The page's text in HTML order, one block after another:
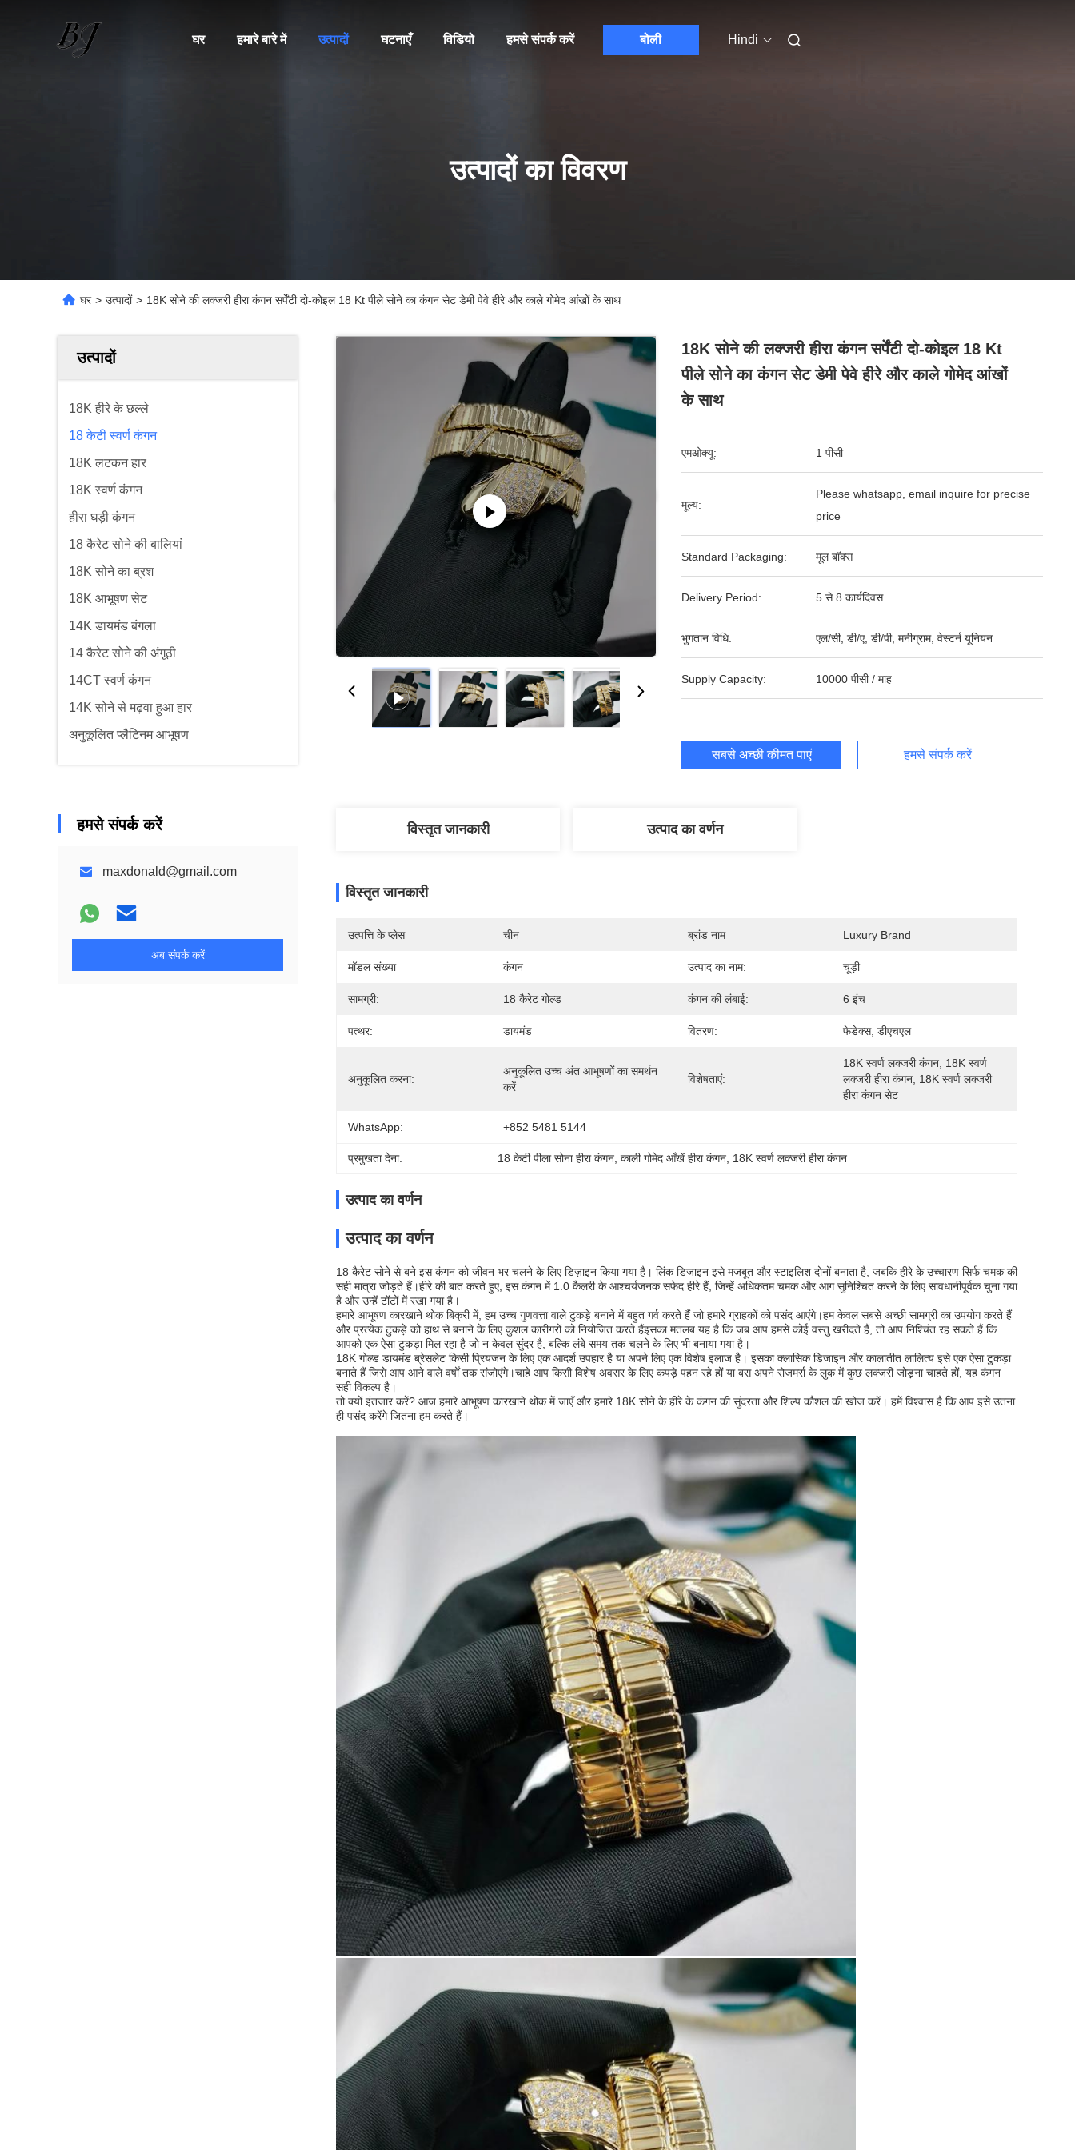
घर हमारे बारे में उत्पादों घटनाएँ विडियो हमसे संपर्क करें बोली Hindi
उत्पादों का विवरण
घर > उत्पादों > 18K सोने की लक्जरी हीरा कंगन सर्पेंटी दो-कोइल 18 Kt पीले सोने का कंगन सेट डेमी पेवे हीरे और काले गोमेद आंखों के साथ
उत्पादों
18K हीरे के छल्ले
18 केटी स्वर्ण कंगन
18K लटकन हार
18K स्वर्ण कंगन
हीरा घड़ी कंगन
18 कैरेट सोने की बालियां
18K सोने का ब्रश
18K आभूषण सेट
14K डायमंड बंगला
14 कैरेट सोने की अंगूठी
14CT स्वर्ण कंगन
14K सोने से मढ़वा हुआ हार
अनुकूलित प्लैटिनम आभूषण
हमसे संपर्क करें
maxdonald@gmail.com
अब संपर्क करें
18K सोने की लक्जरी हीरा कंगन सर्पेंटी दो-कोइल 18 Kt
पीले सोने का कंगन सेट डेमी पेवे हीरे और काले गोमेद आंखों
के साथ
एमओक्यू: 1 पीसी
मूल्य:
Please whatsapp, email inquire for precise
price
Standard Packaging: मूल बॉक्स
Delivery Period: 5 से 8 कार्यदिवस
भुगतान विधि: एल/सी, डी/ए, डी/पी, मनीग्राम, वेस्टर्न यूनियन
Supply Capacity: 10000 पीसी / माह
सबसे अच्छी कीमत पाएं हमसे संपर्क करें
विस्तृत जानकारी उत्पाद का वर्णन
विस्तृत जानकारी
उत्पत्ति के प्लेस चीन ब्रांड नाम Luxury Brand
मॉडल संख्या कंगन उत्पाद का नाम: चूड़ी
सामग्री: 18 कैरेट गोल्ड कंगन की लंबाई: 6 इंच
पत्थर: डायमंड वितरण: फेडेक्स, डीएचएल
अनुकूलित करना:
अनुकूलित उच्च अंत आभूषणों का समर्थन
करें
विशेषताएं:
18K स्वर्ण लक्जरी कंगन, 18K स्वर्ण
लक्जरी हीरा कंगन, 18K स्वर्ण लक्जरी
हीरा कंगन सेट
WhatsApp: +852 5481 5144
प्रमुखता देना: 18 केटी पीला सोना हीरा कंगन , काली गोमेद आँखें हीरा कंगन 18K स्वर्ण लक्जरी हीरा कंगन
उत्पाद का वर्णन
उत्पाद का वर्णन
18 कैरेट सोने से बने इस कंगन को जीवन भर चलने के लिए डिज़ाइन किया गया है। लिंक डिजाइन इसे मजबूत और स्टाइलिश दोनों बनाता है, जबकि हीरे के उच्चारण सिर्फ चमक की
सही मात्रा जोड़ते हैं।हीरे की बात करते हुए, इस कंगन में 1.0 कैलरी के आश्चर्यजनक सफेद हीरे हैं, जिन्हें अधिकतम चमक और आग सुनिश्चित करने के लिए सावधानीपूर्वक चुना गया
है और उन्हें टोंटों में रखा गया है।
हमारे आभूषण कारखाने थोक बिक्री में, हम उच्च गुणवत्ता वाले टुकड़े बनाने में बहुत गर्व करते हैं जो हमारे ग्राहकों को पसंद आएंगे।हम केवल सबसे अच्छी सामग्री का उपयोग करते हैं
और प्रत्येक टुकड़े को हाथ से बनाने के लिए कुशल कारीगरों को नियोजित करते हैंइसका मतलब यह है कि जब आप हमसे कोई वस्तु खरीदते हैं, तो आप निश्चिंत रह सकते हैं कि
आपको एक ऐसा टुकड़ा मिल रहा है जो न केवल सुंदर है, बल्कि लंबे समय तक चलने के लिए भी बनाया गया है।
18K गोल्ड डायमंड ब्रेसलेट किसी प्रियजन के लिए एक आदर्श उपहार है या अपने लिए एक विशेष इलाज है। इसका क्लासिक डिजाइन और कालातीत लालित्य इसे एक ऐसा टुकड़ा
बनाते हैं जिसे आप आने वाले वर्षों तक संजोएंगे।चाहे आप किसी विशेष अवसर के लिए कपड़े पहन रहे हों या बस अपने रोजमर्रा के लुक में कुछ लक्जरी जोड़ना चाहते हों, यह कंगन
सही विकल्प है।
तो क्यों इंतजार करें? आज हमारे आभूषण कारखाने थोक में जाएँ और हमारे 18K सोने के हीरे के कंगन की सुंदरता और शिल्प कौशल की खोज करें। हमें विश्वास है कि आप इसे उतना
ही पसंद करेंगे जितना हम करते हैं।